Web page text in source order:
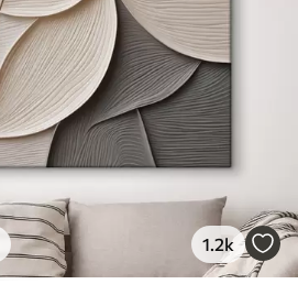
1.2k